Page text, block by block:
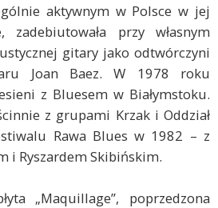
aktywnym w Polsce w jej
zadebiutowała przy własnym
gitary jako odtwórczyni
Joan Baez. W 1978 roku
z Bluesem w Białymstoku.
z grupami Krzak i Oddział
Rawa Blues w 1982 – z
i Ryszardem Skibińskim.
„Maquillage”, poprzedzona